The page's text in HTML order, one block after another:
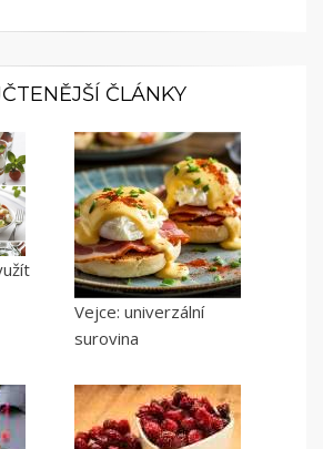
ČLÁNKY
Vejce: univerzální
surovina